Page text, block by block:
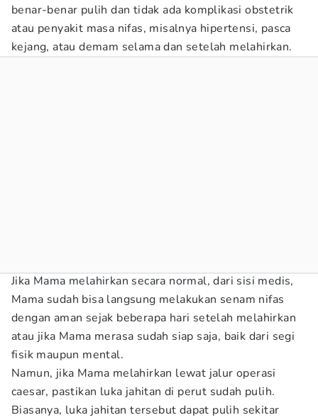
benar-benar pulih dan tidak ada komplikasi obstetrik
atau penyakit masa nifas, misalnya hipertensi, pasca
kejang, atau demam selama dan setelah melahirkan.
Jika Mama melahirkan secara normal, dari sisi medis,
Mama sudah bisa langsung melakukan senam nifas
dengan aman sejak beberapa hari setelah melahirkan
atau jika Mama merasa sudah siap saja, baik dari segi
fisik maupun mental.
Namun, jika Mama melahirkan lewat jalur operasi
caesar, pastikan luka jahitan di perut sudah pulih.
Biasanya, luka jahitan tersebut dapat pulih sekitar